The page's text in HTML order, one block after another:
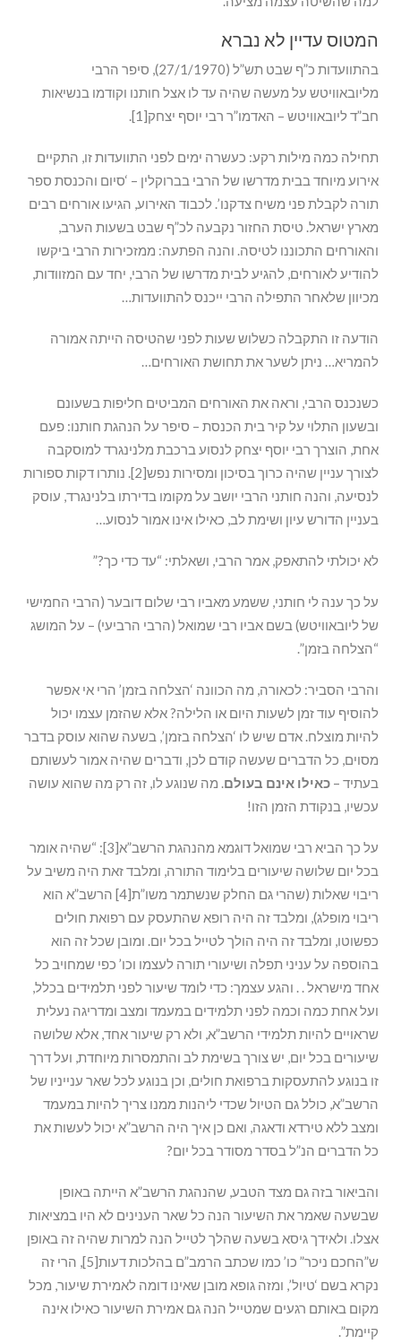
המטוס עדיין לא נברא
בהתוועדות כ”ף שבט תש”ל (27/1/1970), סיפר הרבי
מליובאוויטש על מעשה שהיה עד לו אצל חותנו וקודמו בנשיאות
חב”ד ליובאוויטש – האדמו”ר רבי יוסף יצחק[1].
תחילה כמה מילות רקע: כעשרה ימים לפני התוועדות זו, התקיים
אירוע מיוחד בבית מדרשו של הרבי בברוקלין – ‘סיום והכנסת ספר
תורה לקבלת פני משיח צדקנו’. לכבוד האירוע, הגיעו אורחים רבים
מארץ ישראל. טיסת החזור נקבעה לכ”ף שבט בשעות הערב,
והאורחים התכוננו לטיסה. והנה הפתעה: ממזכירות הרבי ביקשו
להודיע לאורחים, להגיע לבית מדרשו של הרבי, יחד עם המזוודות,
מכיוון שלאחר התפילה הרבי ייכנס להתוועדות…
הודעה זו התקבלה כשלוש שעות לפני שהטיסה הייתה אמורה
להמריא… ניתן לשער את תחושת האורחים…
כשנכנס הרבי, וראה את האורחים המביטים חליפות בשעונם
ובשעון התלוי על קיר בית הכנסת – סיפר על הנהגת חותנו: פעם
אחת, הוצרך רבי יוסף יצחק לנסוע ברכבת מלנינגרד למוסקבה
לצורך עניין שהיה כרוך בסיכון ומסירות נפש[2]. נותרו דקות ספורות
לנסיעה, והנה חותני הרבי יושב על מקומו בדירתו בלנינגרד, עוסק
בעניין הדורש עיון ושימת לב, כאילו אינו אמור לנסוע…
לא יכולתי להתאפק, אמר הרבי, ושאלתי: “עד כדי כך?”
על כך ענה לי חותני, ששמע מאביו רבי שלום דובער (הרבי החמישי
של ליובאוויטש) בשם אביו רבי שמואל (הרבי הרביעי) – על המושג
“הצלחה בזמן”.
והרבי הסביר: לכאורה, מה הכוונה ‘הצלחה בזמן’ הרי אי אפשר
להוסיף עוד זמן לשעות היום או הלילה? אלא שהזמן עצמו יכול
להיות מוצלח. אדם שיש לו ‘הצלחה בזמן’, בשעה שהוא עוסק בדבר
מסוים, כל הדברים שעשה קודם לכן, ודברים שהיה אמור לעשותם
בעתיד – כאילו אינם בעולם. מה שנוגע לו, זה רק מה שהוא עושה
עכשיו, בנקודת הזמן הזו!
על כך הביא רבי שמואל דוגמא מהנהגת הרשב”א[3]: “שהיה אומר
בכל יום שלושה שיעורים בלימוד התורה, ומלבד זאת היה משיב על
ריבוי שאלות (שהרי גם החלק שנשתמר משו”ת[4] הרשב”א הוא
ריבוי מופלג), ומלבד זה היה רופא שהתעסק עם רפואת חולים
כפשוטו, ומלבד זה היה הולך לטייל בכל יום. ומובן שכל זה הוא
בהוספה על עניני תפלה ושיעורי תורה לעצמו וכו’ כפי שמחויב כל
אחד מישראל . . והגע עצמך: כדי לומד שיעור לפני תלמידים בכלל,
ועל אחת כמה וכמה לפני תלמידים במעמד ומצב ומדריגה נעלית
שראויים להיות תלמידי הרשב”א, ולא רק שיעור אחד, אלא שלושה
שיעורים בכל יום, יש צורך בשימת לב והתמסרות מיוחדת, ועל דרך
זו בנוגע להתעסקות ברפואת חולים, וכן בנוגע לכל שאר ענייניו של
הרשב”א, כולל גם הטיול שכדי ליהנות ממנו צריך להיות במעמד
ומצב ללא טירדא ודאגה, ואם כן איך היה הרשב”א יכול לעשות את
כל הדברים הנ”ל בסדר מסודר בכל יום?
והביאור בזה גם מצד הטבע, שהנהגת הרשב”א הייתה באופן
שבשעה שאמר את השיעור הנה כל שאר הענינים לא היו במציאות
אצלו. ולאידך גיסא בשעה שהלך לטייל הנה למרות שהיה זה באופן
ש”החכם ניכר” כו’ כמו שכתב הרמב”ם בהלכות דעות[5], הרי זה
נקרא בשם ‘טיול’, ומזה גופא מובן שאינו דומה לאמירת שיעור, מכל
מקום באותם רגעים שמטייל הנה גם אמירת השיעור כאילו אינה
קיימת”.